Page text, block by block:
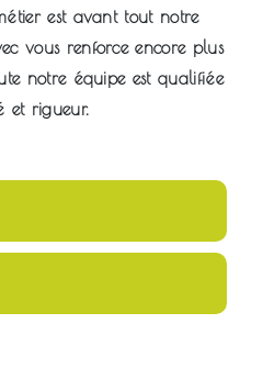
est avant tout notre
vous renforce encore plus
notre équipe est qualifiée
et rigueur.